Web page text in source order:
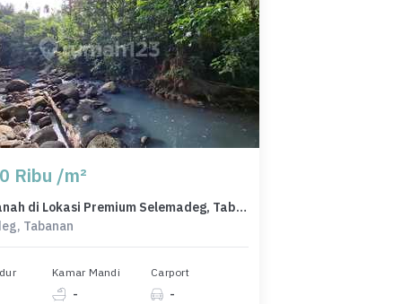
Ribu /m²
Dijual Tanah di Lokasi Premium Selemadeg, Tabanan, Harga 1,13 Miliar
Tabanan
Kamar Mandi
-
Carport
-